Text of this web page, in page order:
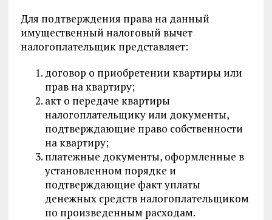
Для подтверждения права на данный
имущественный налоговый вычет
налогоплательщик представляет:
договор о приобретении квартиры или
прав на квартиру;
акт о передаче квартиры
налогоплательщику или документы,
подтверждающие право собственности
на квартиру;
платежные документы, оформленные в
установленном порядке и
подтверждающие факт уплаты
денежных средств налогоплательщиком
по произведенным расходам.